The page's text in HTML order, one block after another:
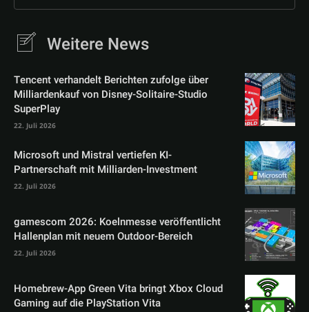
Weitere News
Tencent verhandelt Berichten zufolge über
Milliardenkauf von Disney-Solitaire-Studio
SuperPlay
22. Juli 2026
Microsoft und Mistral vertiefen KI-
Partnerschaft mit Milliarden-Investment
22. Juli 2026
gamescom 2026: Koelnmesse veröffentlicht
Hallenplan mit neuem Outdoor-Bereich
22. Juli 2026
Homebrew-App Green Vita bringt Xbox Cloud
Gaming auf die PlayStation Vita